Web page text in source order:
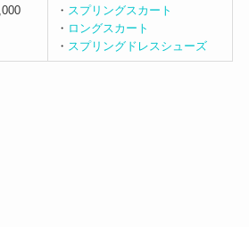
・ スプリングスカート
・ ロングスカート
・ スプリングドレスシューズ